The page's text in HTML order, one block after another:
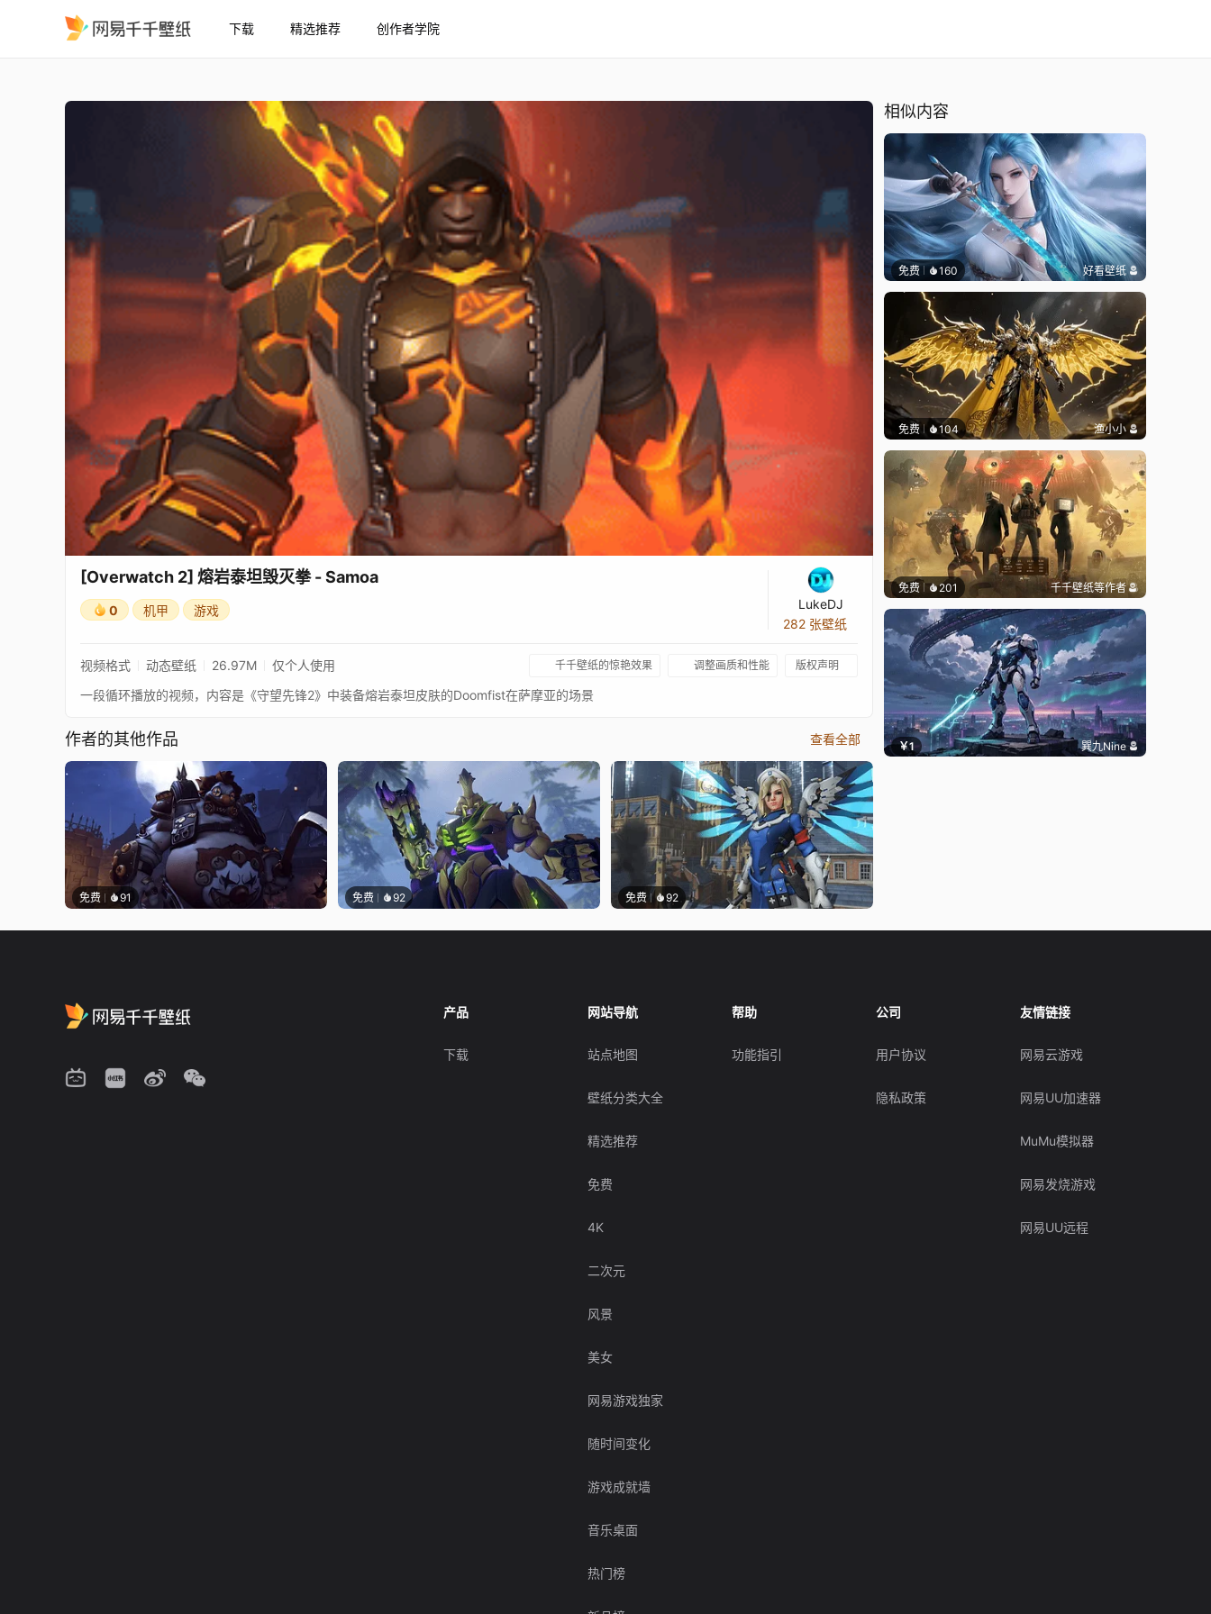
下载 精选推荐 创作者学院
[Overwatch 2] 熔岩泰坦毁灭拳 - Samoa
0 机甲 游戏
LukeDJ
282 张壁纸
视频格式 动态壁纸 26.97M 仅个人使用 千千壁纸的惊艳效果 调整画质和性能 版权声明
一段循环播放的视频，内容是《守望先锋2》中装备熔岩泰坦皮肤的Doomfist在萨摩亚的场景
作者的其他作品 查看全部
免费 91 免费 92 免费 92
相似内容
免费 160 好看壁纸
免费 104 渔小小
免费 201 千千壁纸等作者
￥1 巽九Nine
产品
下载
网站导航
站点地图
壁纸分类大全
精选推荐
免费
4K
二次元
风景
美女
网易游戏独家
随时间变化
游戏成就墙
音乐桌面
热门榜
帮助
功能指引
公司
用户协议
隐私政策
友情链接
网易云游戏
网易UU加速器
MuMu模拟器
网易发烧游戏
网易UU远程